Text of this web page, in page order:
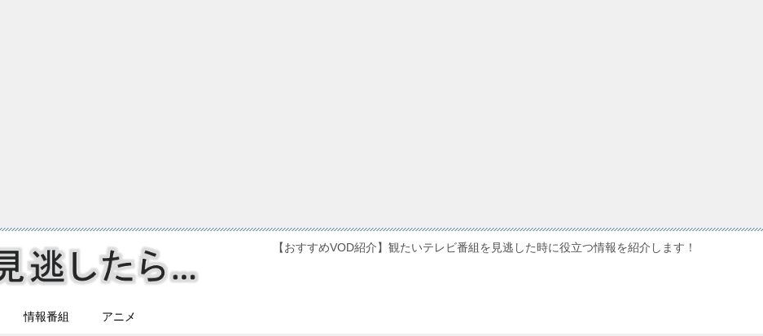
【おすすめVOD紹介】観たいテレビ番組を見逃した時に役立つ情報を紹介します！
情報番組 アニメ